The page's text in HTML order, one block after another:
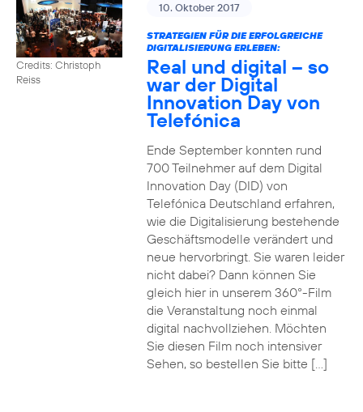
Credits: Christoph
Reiss
10. Oktober 2017
STRATEGIEN FÜR DIE ERFOLGREICHE
DIGITALISIERUNG ERLEBEN:
Real und digital – so
war der Digital
Innovation Day von
Telefónica
Ende September konnten rund
700 Teilnehmer auf dem Digital
Innovation Day (DID) von
Telefónica Deutschland erfahren,
wie die Digitalisierung bestehende
Geschäftsmodelle verändert und
neue hervorbringt. Sie waren leider
nicht dabei? Dann können Sie
gleich hier in unserem 360°-Film
die Veranstaltung noch einmal
digital nachvollziehen. Möchten
Sie diesen Film noch intensiver
Sehen, so bestellen Sie bitte […]